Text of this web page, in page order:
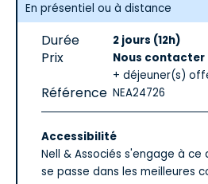
En présentiel ou à distance
Durée 2 jours (12h)
Prix
Nous contacter
+ déjeuner(s)
Référence NEA24726
Accessibilité
Nell & Associés s'engage à
se passe dans les meilleures